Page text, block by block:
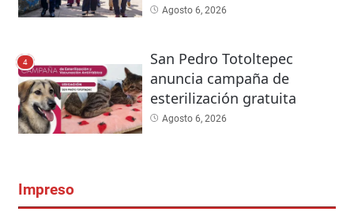
Agosto 6, 2026
4
San Pedro Totoltepec
anuncia campaña de
esterilización gratuita
Agosto 6, 2026
Impreso